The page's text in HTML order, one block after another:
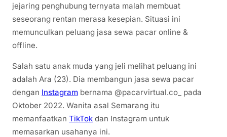
jejaring penghubung ternyata malah membuat
seseorang rentan merasa kesepian. Situasi ini
memunculkan peluang jasa sewa pacar online &
offline.
Salah satu anak muda yang jeli melihat peluang ini
adalah Ara (23). Dia membangun jasa sewa pacar
dengan Instagram bernama @pacarvirtual.co_ pada
Oktober 2022. Wanita asal Semarang itu
memanfaatkan TikTok dan Instagram untuk
memasarkan usahanya ini.